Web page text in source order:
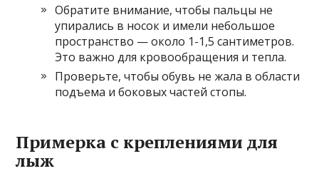
Обратите внимание, чтобы пальцы не
упирались в носок и имели небольшое
пространство — около 1-1,5 сантиметров.
Это важно для кровообращения и тепла.
Проверьте, чтобы обувь не жала в области
подъема и боковых частей стопы.
Примерка с креплениями для
лыж